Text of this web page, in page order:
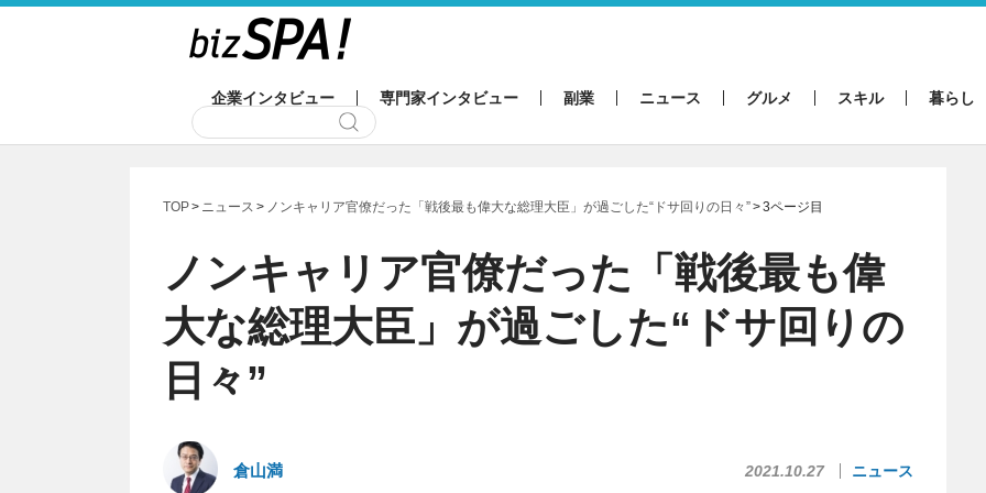
企業インタビュー 専門家インタビュー 副業 ニュース グルメ スキル 暮らし
TOP ニュース ノンキャリア官僚だった「戦後最も偉大な総理大臣」が過ごした“ドサ回りの日々” 3ページ目
ノンキャリア官僚だった「戦後最も偉
大な総理大臣」が過ごした“ドサ回りの
日々”
倉山満 2021.10.27 ニュース